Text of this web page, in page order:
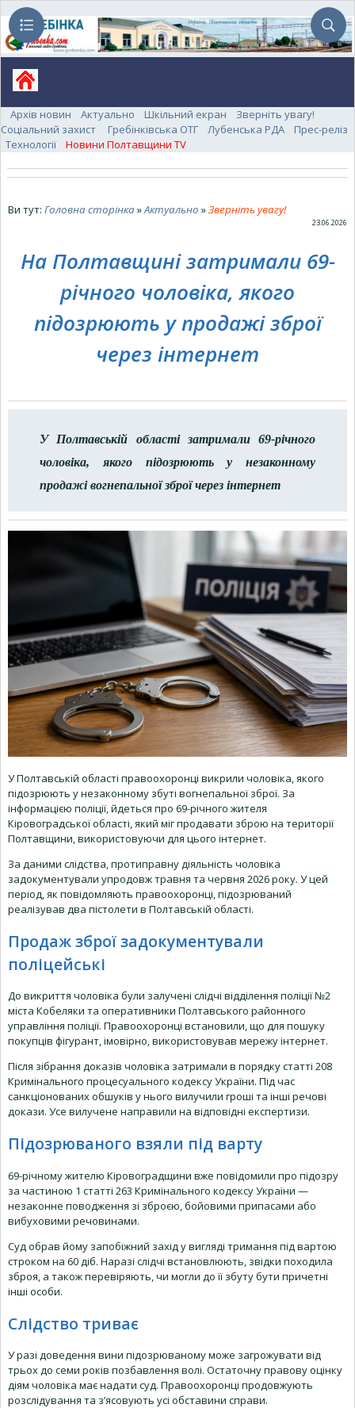
Архів новин Актуально Шкільний екран
Зверніть увагу!
Соціальний захист
Гребінківська ОТГ Лубенська РДА
Прес-реліз
Технології
Новини Полтавщини TV
Ви тут: Головна сторінка»Актуально »Зверніть увагу!
23.06.2026
На Полтавщині затримали 69-
річного чоловіка, якого
підозрюють у продажі зброї
через інтернет
У Полтавській області затримали 69-річного
чоловіка, якого підозрюють у незаконному
продажі вогнепальної зброї через інтернет
У Полтавській області правоохоронці викрили чоловіка, якого
підозрюють у незаконному збуті вогнепальної зброї. За
інформацією поліції, йдеться про 69-річного жителя
Кіровоградської області, який міг продавати зброю на території
Полтавщини, використовуючи для цього інтернет.
За даними слідства, протиправну діяльність чоловіка
задокументували упродовж травня та червня 2026 року. У цей
період, як повідомляють правоохоронці, підозрюваний
реалізував два пістолети в Полтавській області.
Продаж зброї задокументували
поліцейські
До викриття чоловіка були залучені слідчі відділення поліції №2
міста Кобеляки та оперативники Полтавського районного
управління поліції. Правоохоронці встановили, що для пошуку
покупців фігурант, імовірно, використовував мережу інтернет.
Після зібрання доказів чоловіка затримали в порядку статті 208
Кримінального процесуального кодексу України. Під час
санкціонованих обшуків у нього вилучили гроші та інші речові
докази. Усе вилучене направили на відповідні експертизи.
Підозрюваного взяли під варту
69-річному жителю Кіровоградщини вже повідомили про підозру
за частиною 1 статті 263 Кримінального кодексу України —
незаконне поводження зі зброєю, бойовими припасами або
вибуховими речовинами.
Суд обрав йому запобіжний захід у вигляді тримання під вартою
строком на 60 діб. Наразі слідчі встановлюють, звідки походила
зброя, а також перевіряють, чи могли до її збуту бути причетні
інші особи.
Слідство триває
У разі доведення вини підозрюваному може загрожувати від
трьох до семи років позбавлення волі. Остаточну правову оцінку
діям чоловіка має надати суд. Правоохоронці продовжують
розслідування та з’ясовують усі обставини справи.